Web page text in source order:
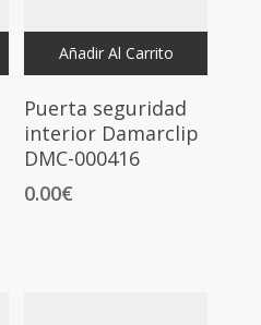
Añadir Al Carrito
Puerta seguridad
interior Damarclip
DMC-000416
0.00€